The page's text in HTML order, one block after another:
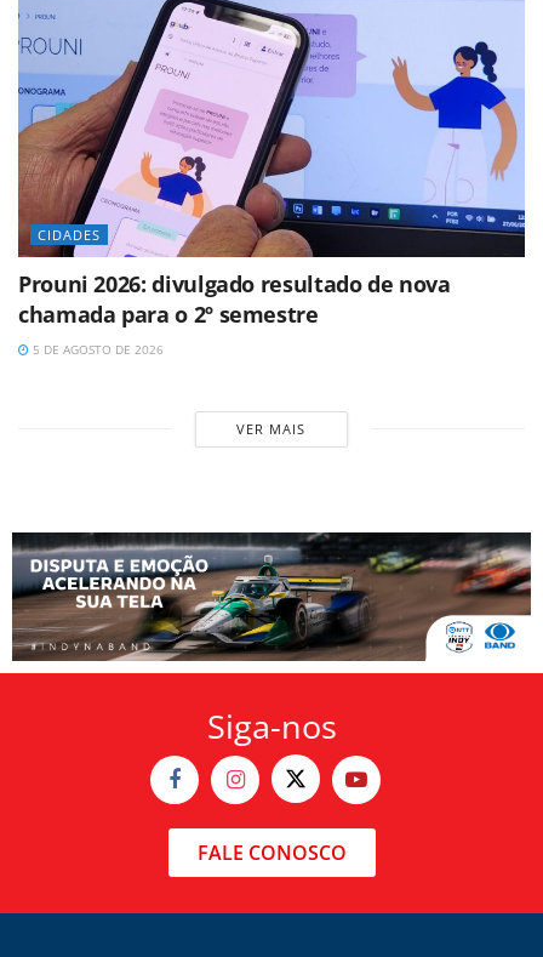
CIDADES
Prouni 2026: divulgado resultado de nova
chamada para o 2º semestre
5 DE AGOSTO DE 2026
VER MAIS
Siga-nos
FALE CONOSCO